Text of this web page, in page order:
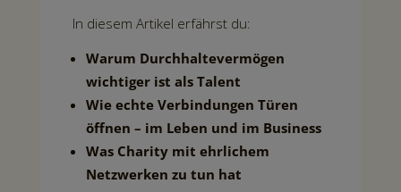
In diesem Artikel erfährst du:
Warum Durchhaltevermögen
wichtiger ist als Talent
Wie echte Verbindungen Türen
öffnen – im Leben und im Business
Was Charity mit ehrlichem
Netzwerken zu tun hat